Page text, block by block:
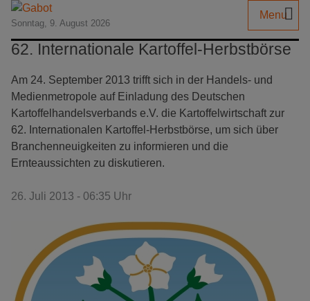
Sonntag, 9. August 2026
Menu
62. Internationale Kartoffel-Herbstbörse
Am 24. September 2013 trifft sich in der Handels- und
Medienmetropole auf Einladung des Deutschen
Kartoffelhandelsverbands e.V. die Kartoffelwirtschaft zur
62. Internationalen Kartoffel-Herbstbörse, um sich über
Branchenneuigkeiten zu informieren und die
Ernteaussichten zu diskutieren.
26. Juli 2013 - 06:35 Uhr